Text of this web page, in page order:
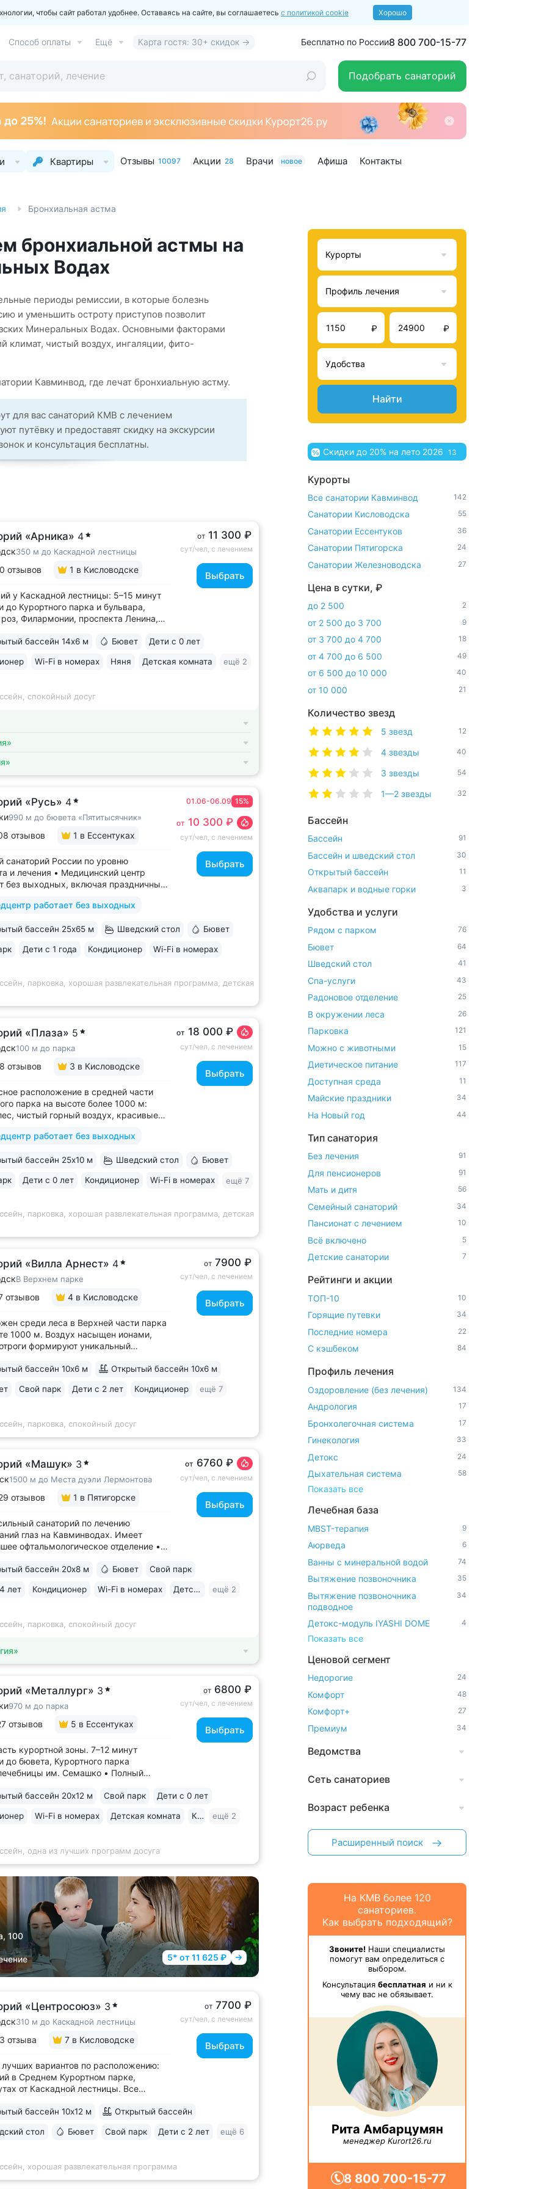
чтобы сайт работал удобнее. Оставаясь на сайте, вы соглашаетесь с политикой cookie Хорошо
Способ оплаты Ещё Карта гостя: 30+ скидок → Бесплатно по России8 800 700-15-77
Подобрать санаторий
Квартиры Отзывы 10097 Акции 28 Врачи новое Афиша Контакты
Бронхиальная астма
бронхиальной астмы на
Водах
периоды ремиссии, в которые болезнь
и уменьшить остроту приступов позволит
Минеральных Водах. Основными факторами
климат, чистый воздух, ингаляции, фито-
Кавминвод, где лечат бронхиальную астму.
для вас санаторий КМВ с лечением
путёвку и предоставят скидку на экскурсии
и консультация бесплатны.
«Арника» 4
350 м до Каскадной лестницы
отзывов 1 в Кисловодске
у Каскадной лестницы: 5–15 минут
до Курортного парка и бульвара,
Филармонии, проспекта Ленина,
2018 году. 95% отзывов о санатории
превзошёл ожидания по уровню...
от 11 300 ₽
сут/чел, с лечением
Выбрать
бассейн 14х6 м Бювет Дети с 0 лет
Wi-Fi в номерах Няня Детская комната ещё 2
спокойный досуг
«Русь» 4
990 м до бювета «Пятитысячник»
отзывов 1 в Ессентуках
санаторий России по уровню
и лечения • Медицинский центр
без выходных, включая праздничные
джакузи, каскадом
детская зона. Рядом
работает без выходных
01.06-06.09 15%
от 10 300 ₽
сут/чел, с лечением
Выбрать
бассейн 25х65 м Шведский стол Бювет
Дети с 1 года Кондиционер Wi-Fi в номерах
парковка, хорошая развлекательная программа, детская
«Плаза» 5
100 м до парка
отзывов 3 в Кисловодске
расположение в средней части
парка на высоте более 1000 м:
чистый горный воздух, красивые
43 врача и 220 медспециалистов
и ДНК-исследований. Есть
работает без выходных
от 18 000 ₽
сут/чел, с лечением
Выбрать
бассейн 25x10 м Шведский стол Бювет
Дети с 0 лет Кондиционер Wi-Fi в номерах ещё 7
парковка, хорошая развлекательная программа, детская
«Вилла Арнест» 4
В Верхнем парке
отзывов 4 в Кисловодске
среди леса в Верхней части парка
1000 м. Воздух насыщен ионами,
формируют уникальный
воздуха. Прямой выход
лучших вариантов для уединенного
от 7900 ₽
сут/чел, с лечением
Выбрать
бассейн 10х6 м Открытый бассейн 10х6 м
Свой парк Дети с 2 лет Кондиционер ещё 7
парковка, спокойный досуг
«Машук» 3
1500 м до Места дуэли Лермонтова
отзывов 1 в Пятигорске
санаторий по лечению
глаз на Кавминводах. Имеет
офтальмологическое отделение •
доступности: Место дуэли Лермонтова,
вокруг Машука. В 5 минутах ж/д
от 6760 ₽
сут/чел, с лечением
Выбрать
бассейн 20х8 м Бювет Свой парк
лет Кондиционер Wi-Fi в номерах Детская комната ещё 2
парковка, спокойный досуг
«Металлург» 3
970 м до парка
отзывов 5 в Ессентуках
курортной зоны. 7–12 минут
до бювета, Курортного парка
им. Семашко • Полный
на другие при наличии
дорогие процедуры:
от 6800 ₽
сут/чел, с лечением
Выбрать
бассейн 20х12 м Свой парк Дети с 0 лет
Wi-Fi в номерах Детская комната Караоке ещё 2
одна из лучших программ досуга
100
5* от 11 625 ₽
«Центросоюз» 3
310 м до Каскадной лестницы
отзыва 7 в Кисловодске
вариантов по расположению:
в Среднем Курортном парке,
от Каскадной лестницы. Все
с фонтаном, цветниками,
№ 3 и № 2Б • В путёвки включен
от 7700 ₽
сут/чел, с лечением
Выбрать
бассейн 10х12 м Открытый бассейн
стол Бювет Свой парк Дети с 2 лет ещё 6
хорошая развлекательная программа
Курорты
Профиль лечения
₽ ₽
Удобства
Найти
Скидки до 20% на лето 2026 13
Курорты
Все санатории Кавминвод 142
Санатории Кисловодска 55
Санатории Ессентуков 36
Санатории Пятигорска 24
Санатории Железноводска 27
Цена в сутки, ₽
до 2 500 2
от 2 500 до 3 700 9
от 3 700 до 4 700 18
от 4 700 до 6 500 49
от 6 500 до 10 000 40
от 10 000 21
Количество звезд
5 звезд 12
4 звезды 40
3 звезды 54
1—2 звезды 32
Бассейн
Бассейн 91
Бассейн и шведский стол 30
Открытый бассейн 11
Аквапарк и водные горки 3
Удобства и услуги
Рядом с парком 76
Бювет 64
Шведский стол 41
Спа-услуги 43
Радоновое отделение 25
В окружении леса 26
Парковка 121
Можно с животными 15
Диетическое питание 117
Доступная среда 11
Майские праздники 34
На Новый год 44
Тип санатория
Без лечения 91
Для пенсионеров 91
Мать и дитя 56
Семейный санаторий 34
Пансионат с лечением 10
Всё включено 5
Детские санатории 7
Рейтинги и акции
ТОП-10 10
Горящие путевки 34
Последние номера 22
С кэшбеком 84
Профиль лечения
Оздоровление (без лечения) 134
Андрология 17
Бронхолегочная система 17
Гинекология 33
Детокс 24
Дыхательная система 58
Показать все
Лечебная база
MBST-терапия 9
Аюрведа 6
Ванны с минеральной водой 74
Вытяжение позвоночника 35
Вытяжение позвоночника
подводное
34
Детокс-модуль IYASHI DOME 4
Показать все
Ценовой сегмент
Недорогие 24
Комфорт 48
Комфорт+ 27
Премиум 34
Ведомства
Сеть санаториев
Возраст ребенка
Расширенный поиск
На КМВ более 120
санаториев.
Как выбрать подходящий?
Звоните! Наши специалисты
помогут вам определиться с
выбором.
Консультация бесплатная и ни к
чему вас не обязывает.
Рита Амбарцумян
менеджер Kurort26.ru
8 800 700-15-77